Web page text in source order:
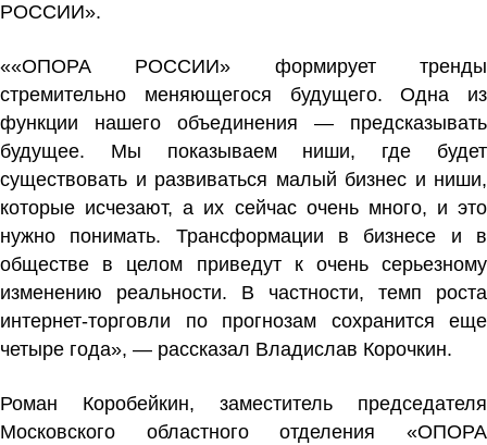
РОССИИ».
««ОПОРА РОССИИ» формирует тренды
стремительно меняющегося будущего. Одна из
функции нашего объединения — предсказывать
будущее. Мы показываем ниши, где будет
существовать и развиваться малый бизнес и ниши,
которые исчезают, а их сейчас очень много, и это
нужно понимать. Трансформации в бизнесе и в
обществе в целом приведут к очень серьезному
изменению реальности. В частности, темп роста
интернет-торговли по прогнозам сохранится еще
четыре года», — рассказал Владислав Корочкин.
Роман Коробейкин, заместитель председателя
Московского областного отделения «ОПОРА